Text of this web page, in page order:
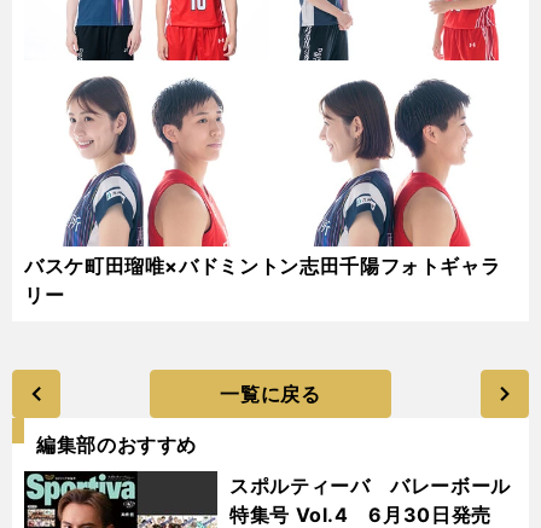
バスケ町田瑠唯×バドミントン志田千陽フォトギャラ
リー
一覧に戻る
編集部のおすすめ
スポルティーバ バレーボール
特集号 Vol.4 6月30日発売